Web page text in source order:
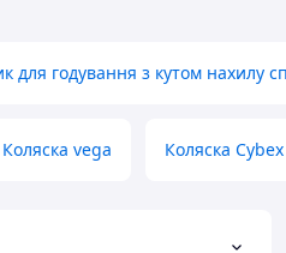
картку!
для годування з кутом нахилу
Коляска vega Коляска